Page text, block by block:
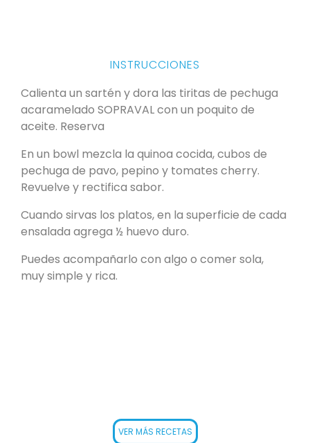
INSTRUCCIONES
Calienta un sartén y dora las tiritas de pechuga
acaramelado SOPRAVAL con un poquito de
aceite. Reserva
En un bowl mezcla la quinoa cocida, cubos de
pechuga de pavo, pepino y tomates cherry.
Revuelve y rectifica sabor.
Cuando sirvas los platos, en la superficie de cada
ensalada agrega ½ huevo duro.
Puedes acompañarlo con algo o comer sola,
muy simple y rica.
VER MÁS RECETAS